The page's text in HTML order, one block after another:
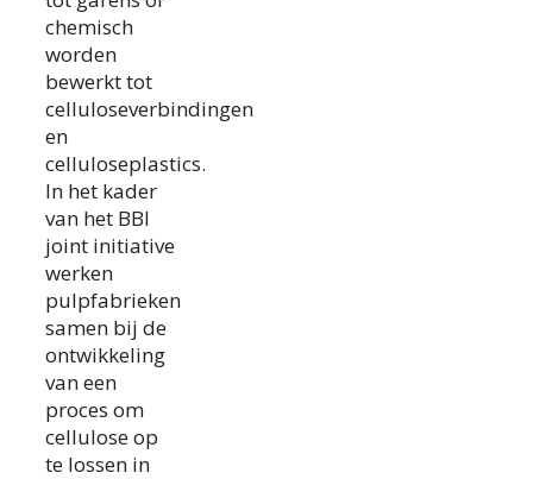
chemisch
worden
bewerkt tot
celluloseverbindingen
en
celluloseplastics.
In het kader
van het BBI
joint initiative
werken
pulpfabrieken
samen bij de
ontwikkeling
van een
proces om
cellulose op
te lossen in